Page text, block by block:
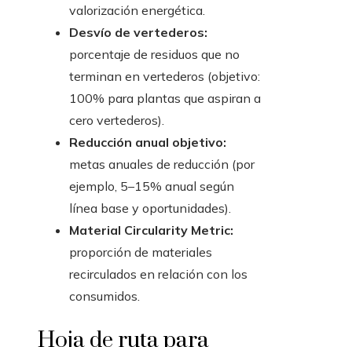
valorización energética.
Desvío de vertederos:
porcentaje de residuos que no
terminan en vertederos (objetivo:
100% para plantas que aspiran a
cero vertederos).
Reducción anual objetivo:
metas anuales de reducción (por
ejemplo, 5–15% anual según
línea base y oportunidades).
Material Circularity Metric:
proporción de materiales
recirculados en relación con los
consumidos.
Hoja de ruta para